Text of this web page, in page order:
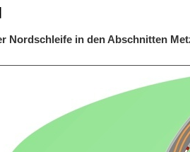
Nordschleife in den Abschnitten